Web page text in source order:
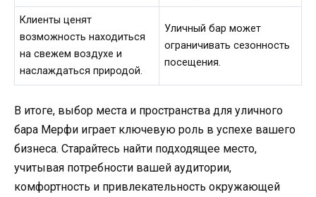
Клиенты ценят
возможность находиться
на свежем воздухе и
наслаждаться природой.
Уличный бар может
ограничивать сезонность
посещения.
В итоге, выбор места и пространства для уличного
бара Мерфи играет ключевую роль в успехе вашего
бизнеса. Старайтесь найти подходящее место,
учитывая потребности вашей аудитории,
комфортность и привлекательность окружающей